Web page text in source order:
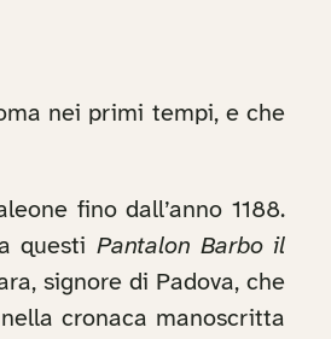
nei primi tempi, e che
fino dall’anno 1188.
questi Pantalon Barbo il
signore di Padova, che
cronaca manoscritta